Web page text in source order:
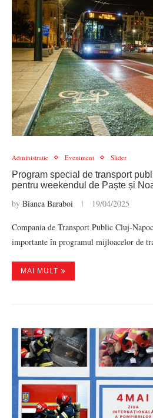
Administratie Eveniment Slider
Program special de transport
pentru weekendul de Paște și
by Bianca Baraboi 19/04/2025
Compania de Transport Public Cluj-
importante în programul mijloacelor de
MAI MULT